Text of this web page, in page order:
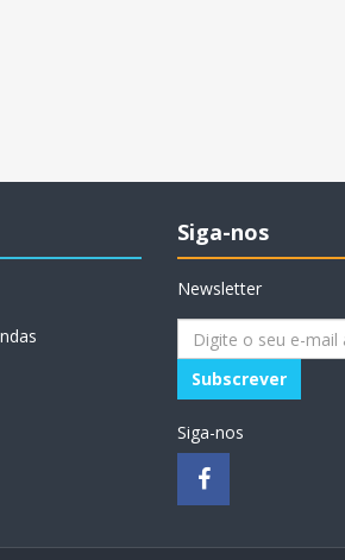
Siga-nos
Newsletter
Siga-nos